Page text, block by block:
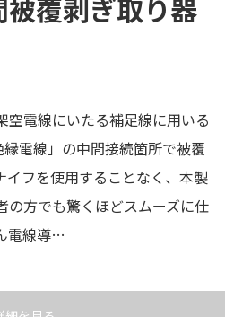
被覆剥ぎ取り器
空電線にいたる補足線に用いる
縁電線」の中間接続箇所で被覆
イフを使用することなく、本製
の方でも驚くほどスムーズに仕
電線導…